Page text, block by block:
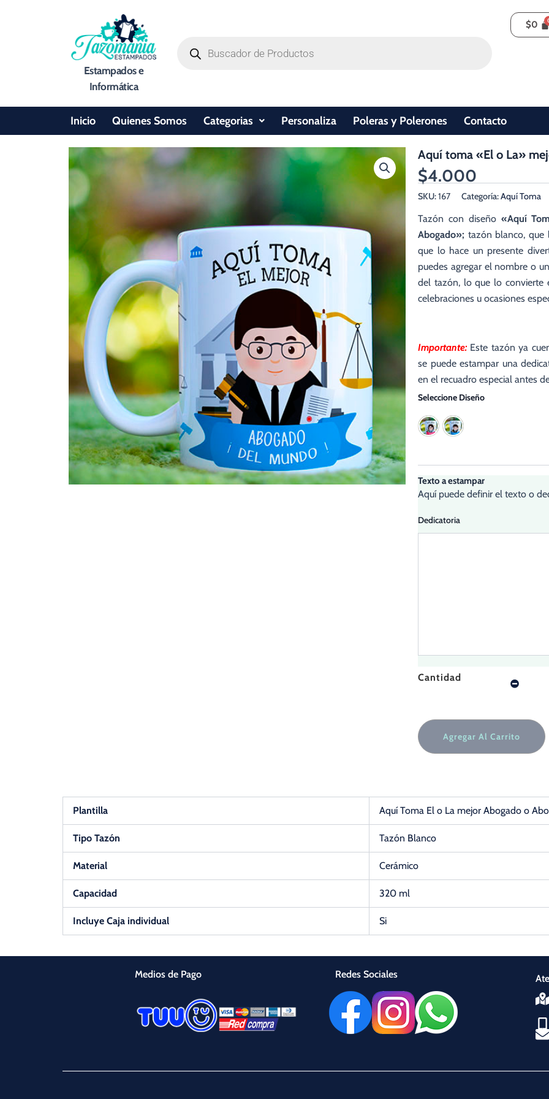
Estampados e
Informática
productos
$0
Inicio Quienes Somos Categorias Personaliza Poleras y Polerones Contacto
Aquí toma «El o La»
$4.000
SKU:167 Categoría:Aquí Toma
Tazón con diseño«Aquí
Abogado»; tazón blanco, que
que lo hace un presente
puedes agregar el nombre o
del tazón, lo que lo convierte
celebraciones u ocasiones
Importante: Este tazón ya
se puede estampar una
en el recuadro especial antes
Seleccione Diseño
Texto a estampar
Aquí puede definir el texto o
Dedicatoria
Cantidad
Agregar Al Carrito
Plantilla Aquí Toma El o La mejor Abogado o
Tipo Tazón Tazón Blanco
Material Cerámico
Capacidad 320 ml
Incluye Caja individual Si
Medios de Pago Redes Sociales